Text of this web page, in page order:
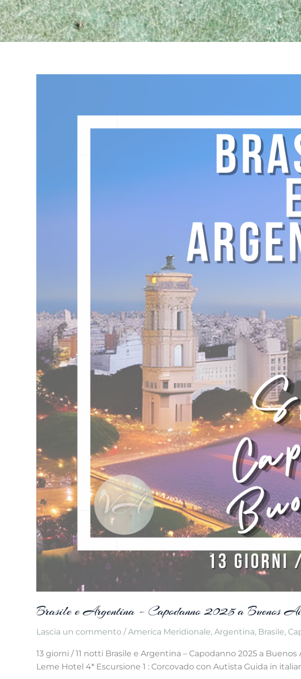
Brasile e Argentina – Capodanno 2025 a Buenos
Lascia un commento /America Meridionale, Argentina, Brasile,
13 giorni / 11 notti Brasile e Argentina – Capodanno 2025 a
Leme Hotel 4* Escursione 1 : Corcovado con Autista Guida in